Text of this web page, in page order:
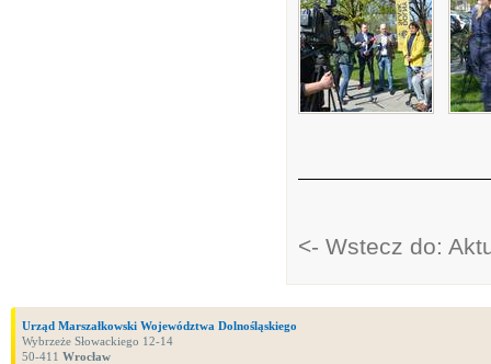
<- Wstecz do:
Urząd Marszałkowski Województwa Dolnośląskiego
Wybrzeże Słowackiego 12-14
50-411 Wrocław